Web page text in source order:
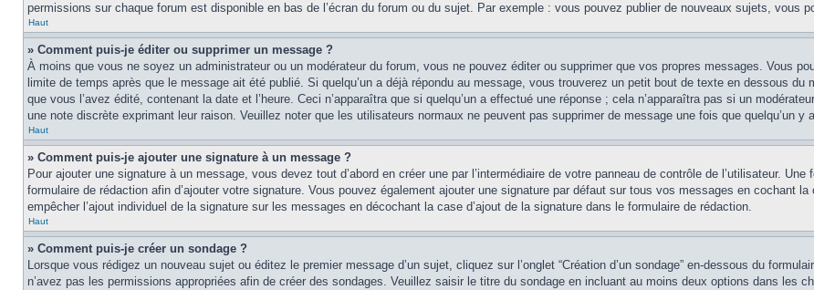
permissions sur chaque forum est disponible en bas de l’écran du forum ou du sujet. Par exemple : vous pouvez publier de nouveaux sujets, vous
Haut
» Comment puis-je éditer ou supprimer un message ?
À moins que vous ne soyez un administrateur ou un modérateur du forum, vous ne pouvez éditer ou supprimer que vos propres messages. Vous
limite de temps après que le message ait été publié. Si quelqu’un a déjà répondu au message, vous trouverez un petit bout de texte en dessous
que vous l’avez édité, contenant la date et l’heure. Ceci n’apparaîtra que si quelqu’un a effectué une réponse ; cela n’apparaîtra pas si un
une note discrète exprimant leur raison. Veuillez noter que les utilisateurs normaux ne peuvent pas supprimer de message une fois que quelqu’un y
Haut
» Comment puis-je ajouter une signature à un message ?
Pour ajouter une signature à un message, vous devez tout d’abord en créer une par l’intermédiaire de votre panneau de contrôle de l’utilisateur.
formulaire de rédaction afin d’ajouter votre signature. Vous pouvez également ajouter une signature par défaut sur tous vos messages en cochant
empêcher l’ajout individuel de la signature sur les messages en décochant la case d’ajout de la signature dans le formulaire de rédaction.
Haut
» Comment puis-je créer un sondage ?
Lorsque vous rédigez un nouveau sujet ou éditez le premier message d’un sujet, cliquez sur l’onglet “Création d’un sondage” en-dessous du
n’avez pas les permissions appropriées afin de créer des sondages. Veuillez saisir le titre du sondage en incluant au moins deux options dans les